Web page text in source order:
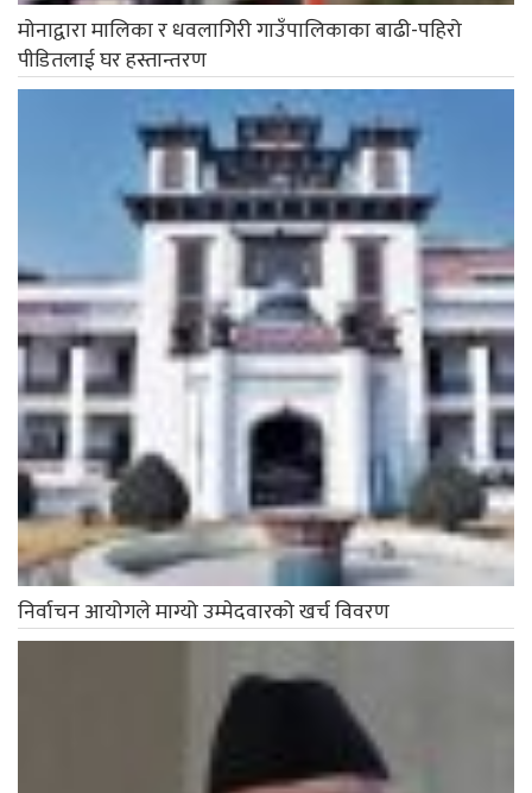
मोनाद्वारा मालिका र धवलागिरी गाउँपालिकाका बाढी-पहिरो
पीडितलाई घर हस्तान्तरण
निर्वाचन आयोगले माग्यो उम्मेदवारको खर्च विवरण